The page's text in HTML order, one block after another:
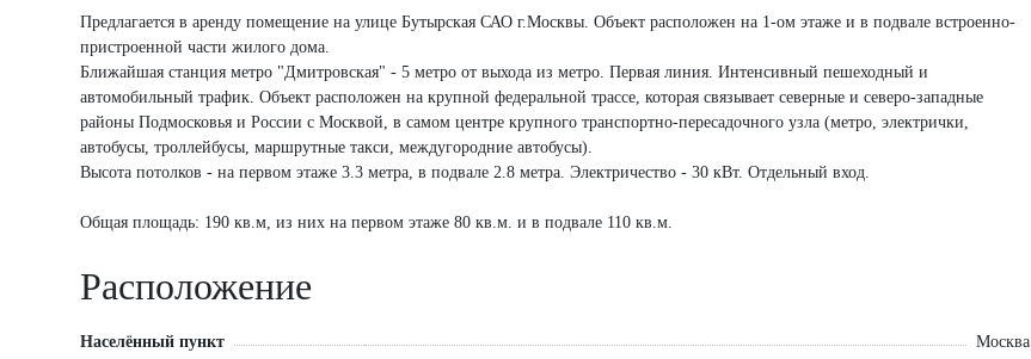
Предлагается в аренду помещение на улице Бутырская САО г.Москвы. Объект расположен на 1-ом этаже и в подвале встроенно-
пристроенной части жилого дома.
Ближайшая станция метро "Дмитровская" - 5 метро от выхода из метро. Первая линия. Интенсивный пешеходный и
автомобильный трафик. Объект расположен на крупной федеральной трассе, которая связывает северные и северо-западные
районы Подмосковья и России с Москвой, в самом центре крупного транспортно-пересадочного узла (метро, электрички,
автобусы, троллейбусы, маршрутные такси, междугородние автобусы).
Высота потолков - на первом этаже 3.3 метра, в подвале 2.8 метра. Электричество - 30 кВт. Отдельный вход.
Общая площадь: 190 кв.м, из них на первом этаже 80 кв.м. и в подвале 110 кв.м.
Расположение
Населённый пункт Москва